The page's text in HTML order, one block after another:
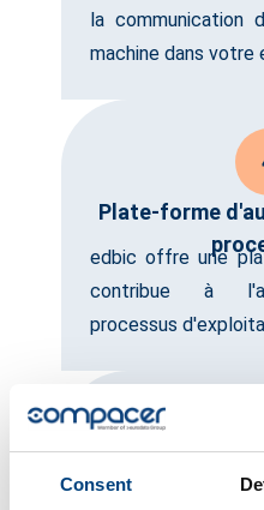
Consent
la communication
machine dans votre
Plate-forme
edbic offre une
contribue à
processus
Intégration
Avec compacer